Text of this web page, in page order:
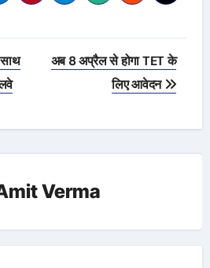
अब 8 अप्रैल से होगा TET के
लिए आवेदन
Verma